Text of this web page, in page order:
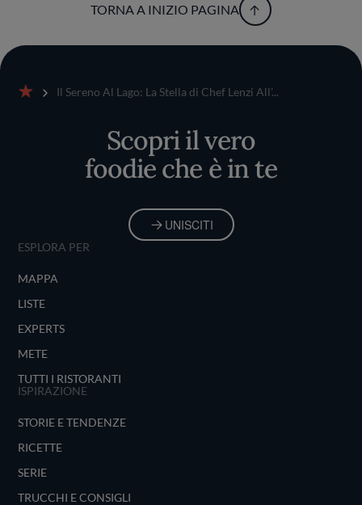
TORNA A INIZIO PAGINA
Il Sereno Al Lago: La Stella di Chef Lenzi All’...
Scopri il vero
foodie che è in te
UNISCITI
ESPLORA PER
MAPPA
LISTE
EXPERTS
METE
TUTTI I RISTORANTI
ISPIRAZIONE
STORIE E TENDENZE
RICETTE
SERIE
TRUCCHI E CONSIGLI